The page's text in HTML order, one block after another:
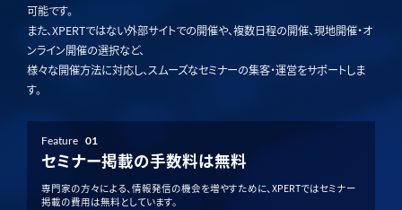
可能です。
また、XPERTではない外部サイトでの開催や、複数日程の開催、現地開催・オ
ンライン開催の選択など、
様々な開催方法に対応し、スムーズなセミナーの集客・運営をサポートしま
す。
Feature 01
セミナー掲載の手数料は無料
専門家の方々による、情報発信の機会を増やすために、XPERTではセミナー
掲載の費用は無料としています。